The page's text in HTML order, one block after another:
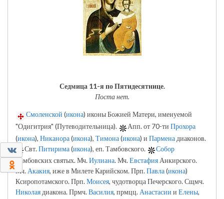
0
0
Седмица 11-я по Пятидесятнице.
Поста нет.
Смоленской (икона) иконы Божией Матери, именуемой
"Одигитрия" (Путеводительница).
Апп. от 70-ти Прохора
(икона), Никанора(икона), Тимона(икона) и Пармена диаконов.
Свт.Питирима(икона), еп. Тамбовского.
Собор
Тамбовских святых. Мч.Иулиана. Мч.ЕвстафияАнкирского.
Мч.Акакия, иже в Милете Карийском. Прп.Павла(икона)
Ксиропотамского. Прп.Моисея, чудотворца Печерского. Сщмч.
Николаядиакона. Прмч.Василия, прмцц.Анастасии и Елены,